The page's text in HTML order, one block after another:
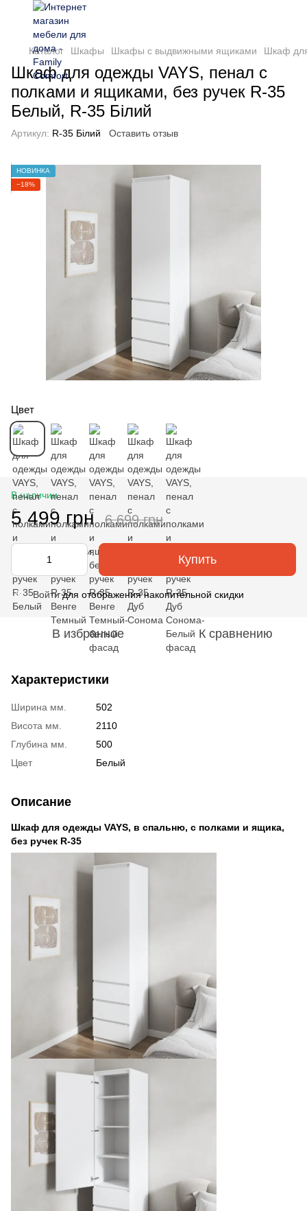
Каталог Шкафы Шкафы с выдвижными ящиками Шкаф
Шкаф для одежды VAYS, пенал с
полками и ящиками, без ручек R-35
Белый, R-35 Білий
Артикул: R-35 Білий Оставить отзыв
НОВИНКА
−18%
Цвет
В наличии
5 499 грн 6 699 грн
Купить
% Войтидля отображения накопительной скидки
В избранное К сравнению
Характеристики
Ширина мм.
502
Висота мм.
2110
Глубина мм.
500
Цвет
Белый
Описание
Шкаф для одежды VAYS, в спальню, с полками и ящика,
без ручек R-35